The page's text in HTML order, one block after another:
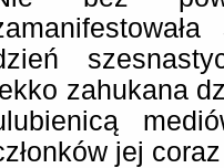
lekko zahukana
jej